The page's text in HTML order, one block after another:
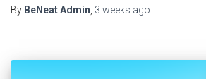
By BeNeat Admin 3 weeks ago